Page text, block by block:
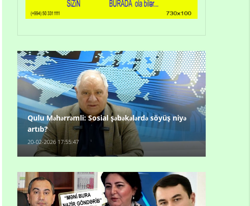
Qulu Məhərrəmli: Sosial şəbəkələrdə söyüş niyə
artıb?
20-02-2026 17:55:47